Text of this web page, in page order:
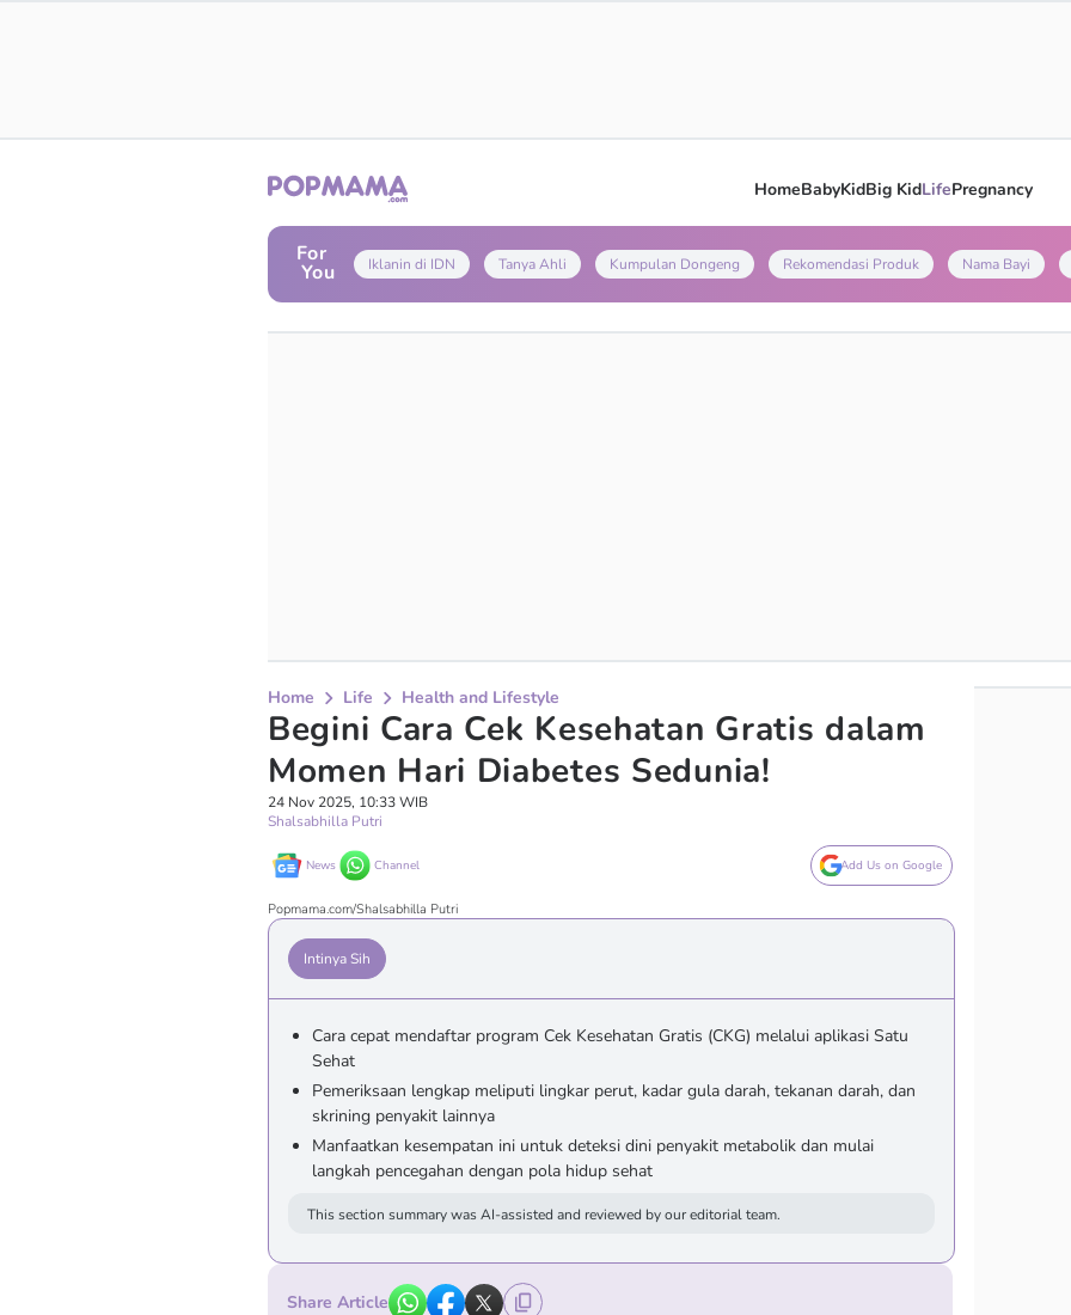
HomeBabyKidBig KidLifePregnancy
For
You Iklanin di IDN Tanya Ahli Kumpulan Dongeng Rekomendasi Produk Nama Bayi
Home Life Health and Lifestyle
Begini Cara Cek Kesehatan Gratis dalam
Momen Hari Diabetes Sedunia!
24 Nov 2025, 10:33 WIB
Shalsabhilla Putri
News Channel Add Us on Google
Popmama.com/Shalsabhilla Putri
Intinya Sih
Cara cepat mendaftar program Cek Kesehatan Gratis (CKG) melalui aplikasi Satu
Sehat
Pemeriksaan lengkap meliputi lingkar perut, kadar gula darah, tekanan darah, dan
skrining penyakit lainnya
Manfaatkan kesempatan ini untuk deteksi dini penyakit metabolik dan mulai
langkah pencegahan dengan pola hidup sehat
This section summary was AI-assisted and reviewed by our editorial team.
Share Article